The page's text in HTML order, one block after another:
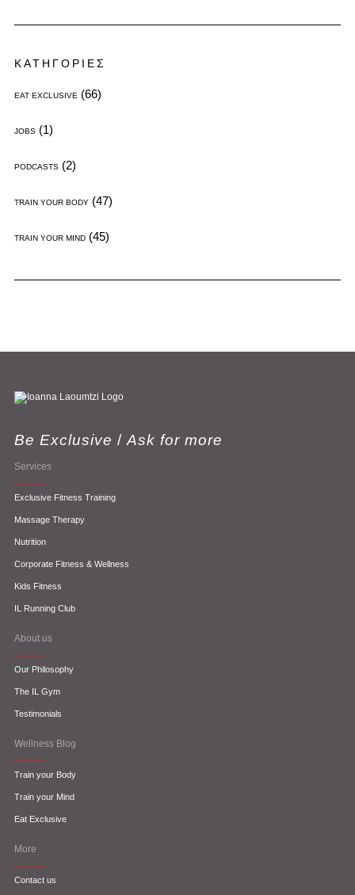
ΚΑΤΗΓΟΡΙΕΣ
EAT EXCLUSIVE (66)
JOBS(1)
PODCASTS(2)
TRAIN YOUR BODY(47)
TRAIN YOUR MIND(45)
Be Exclusive / Ask for more
Services
Exclusive Fitness Training
Massage Therapy
Nutrition
Corporate Fitness & Wellness
Kids Fitness
IL Running Club
About us
Our Philosophy
The IL Gym
Testimonials
Wellness Blog
Train your Body
Train your Mind
Eat Exclusive
More
Contact us